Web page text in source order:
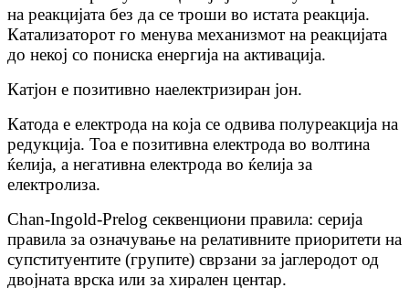
на реакцијата без да се троши во истата реакција.
Катализаторот го менува механизмот на реакцијата
до некој со пониска енергија на активација.
Катјон е позитивно наелектризиран јон.
Катода е електрода на која се одвива полуреакција на
редукција. Тоа е позитивна електрода во волтина
ќелија, а негативна електрода во ќелија за
електролиза.
Chan-Ingold-Prelog секвенциони правила: серија
правила за означување на релативните приоритети на
супституентите (групите) сврзани за јаглеродот од
двојната врска или за хирален центар.